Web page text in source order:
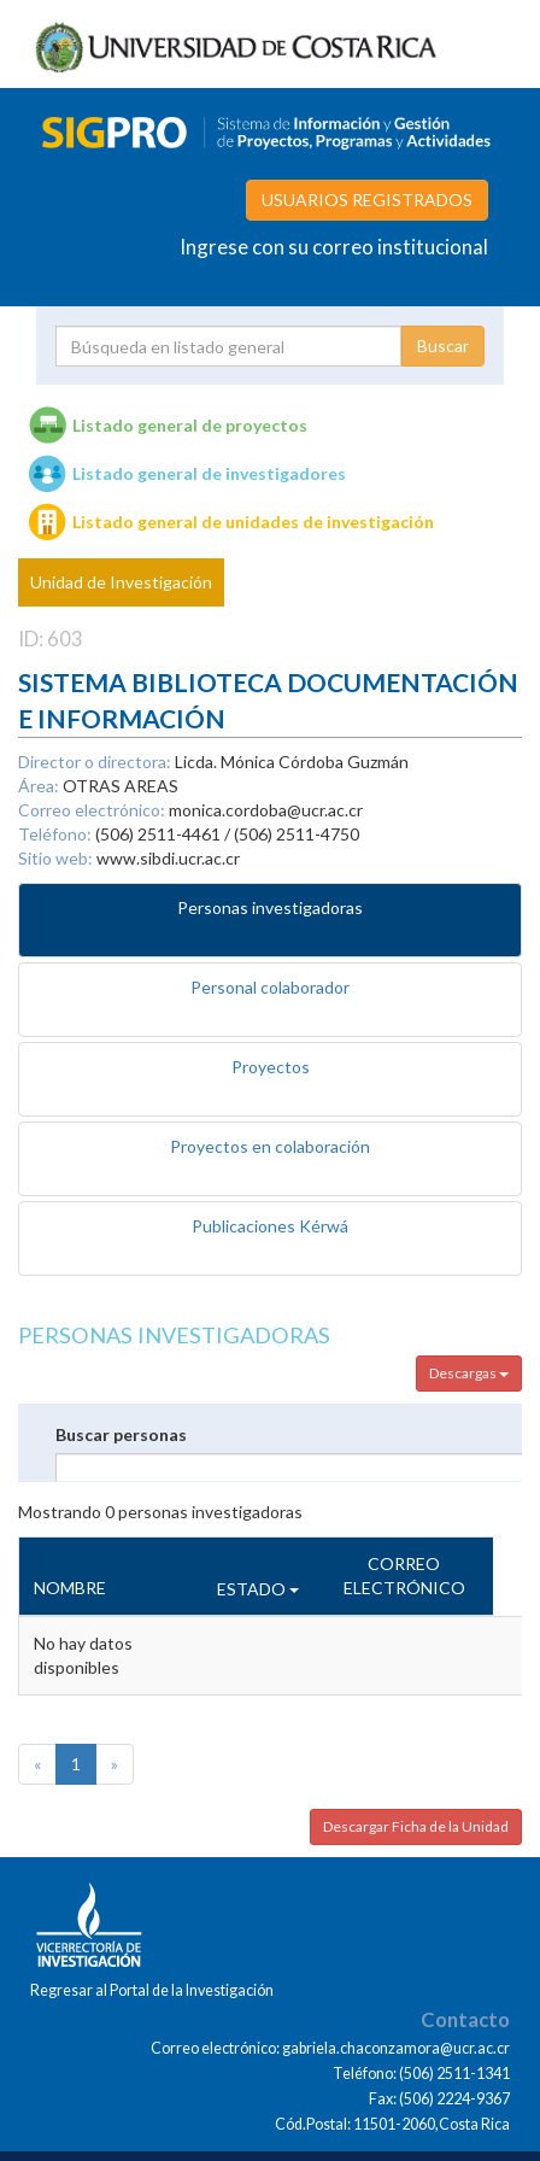
USUARIOS REGISTRADOS
Ingrese con su correo institucional
Unidades de investigación
Listado general de proyectos
Listado general de investigadores
Listado general de unidades de investigación
Unidad de Investigación
ID: 603
SISTEMA BIBLIOTECA DOCUMENTACIÓN
E INFORMACIÓN
Director o directora: Licda. Mónica Córdoba Guzmán
Área: OTRAS AREAS
Correo electrónico: monica.cordoba@ucr.ac.cr
Teléfono: (506) 2511-4461 / (506) 2511-4750
Sitio web: www.sibdi.ucr.ac.cr
Personas investigadoras
Personal colaborador
Proyectos
Proyectos en colaboración
Publicaciones Kérwá
PERSONAS INVESTIGADORAS
Descargas
Buscar personas
Mostrando 0personas investigadoras
NOMBRE ESTADO
CORREO
ELECTRÓNICO
No hay datos
disponibles
« 1 »
Descargar Ficha de la Unidad
Regresar al Portal de la Investigación
Contacto
Correo electrónico: gabriela.chaconzamora@ucr.ac.cr
Teléfono: (506) 2511-1341
Fax: (506) 2224-9367
Cód.Postal: 11501-2060,Costa Rica